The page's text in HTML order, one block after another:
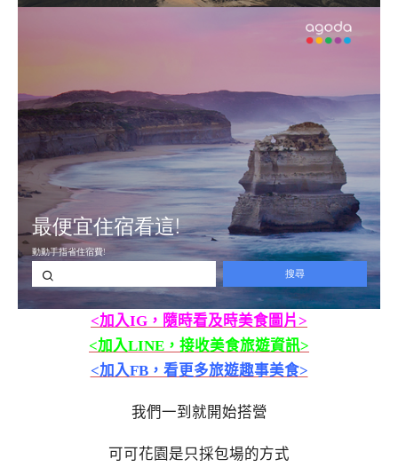
<加入IG，隨時看及時美食圖片>
<加入LINE，接收美食旅遊資訊>
<加入FB，看更多旅遊趣事美食>
我們一到就開始搭營
可可花園是只採包場的方式